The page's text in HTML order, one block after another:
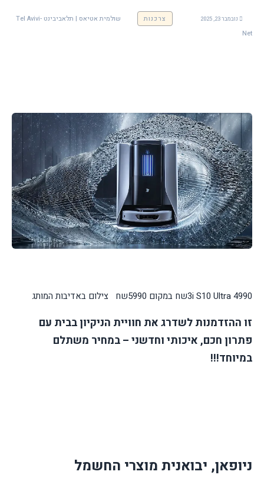
נובמבר 23, 2025 צרכנות
שולמית אטיאס | תלאביבינט -Tel Avivi
Net
3i S10 Ultra 4990שח במקום 5990שח צילום באדיבות המותג
זו ההזדמנות לשדרג את חוויית הניקיון בבית עם
פתרון חכם, איכותי וחדשני – במחיר משתלם
במיוחד!!!
ניופאן, יבואנית מוצרי החשמל